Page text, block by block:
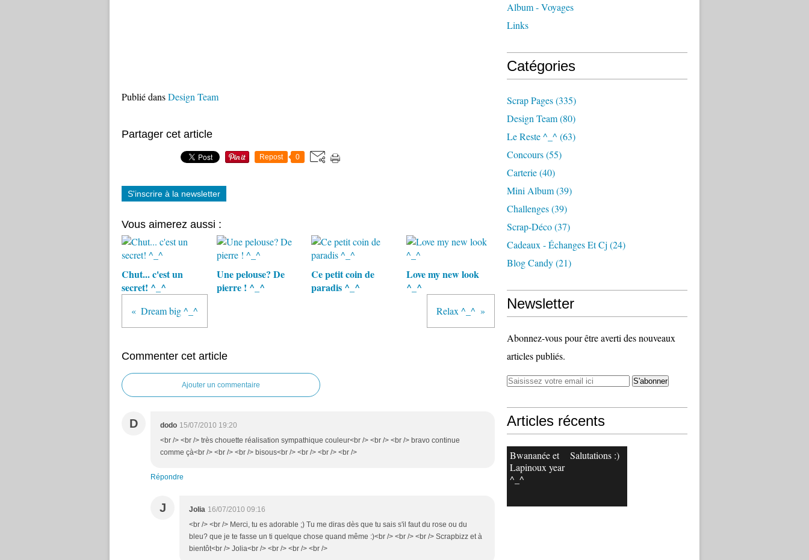
Publié dansDesign Team
Partager cet article
Repost 0
S'inscrire à la newsletter
Vous aimerez aussi :
Chut... c'est un
secret! ^_^
Une pelouse? De
pierre ! ^_^
Ce petit coin de
paradis ^_^
Love my new look
^_^
Dream big ^_^ Relax ^_^
Commenter cet article
Ajouter un commentaire
D dodo 15/07/2010 19:20
<br /> <br /> très chouette réalisation sympathique couleur<br /> <br /> <br /> bravo continue
comme çà<br /> <br /> <br /> bisous<br /> <br /> <br /> <br />
Répondre
J Jolia 16/07/2010 09:16
<br /> <br /> Merci, tu es adorable ;) Tu me diras dès que tu sais s'il faut du rose ou du
bleu? que je te fasse un ti quelque chose quand même :)<br /> <br /> <br /> Scrapbizz et à
bientôt<br /> Jolia<br /> <br /> <br /> <br />
Album - Voyages
Links
Catégories
Scrap Pages(335)
Design Team(80)
Le Reste ^_^ (63)
Concours(55)
Carterie(40)
Mini Album(39)
Challenges(39)
Scrap-Déco(37)
Cadeaux - Échanges Et Cj (24)
Blog Candy(21)
Newsletter
Abonnez-vous pour être averti des nouveaux
articles publiés.
Articles récents
Bwananée et
Lapinoux year
^_^
Salutations :)